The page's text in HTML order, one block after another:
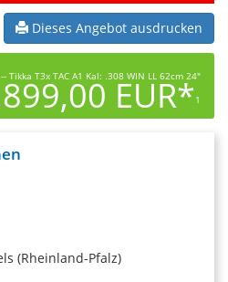
Dieses Angebot ausdrucken
Tikka T3x TAC A1 Kal: .308 WIN LL 62cm 24"
EUR*1
(Rheinland-Pfalz)